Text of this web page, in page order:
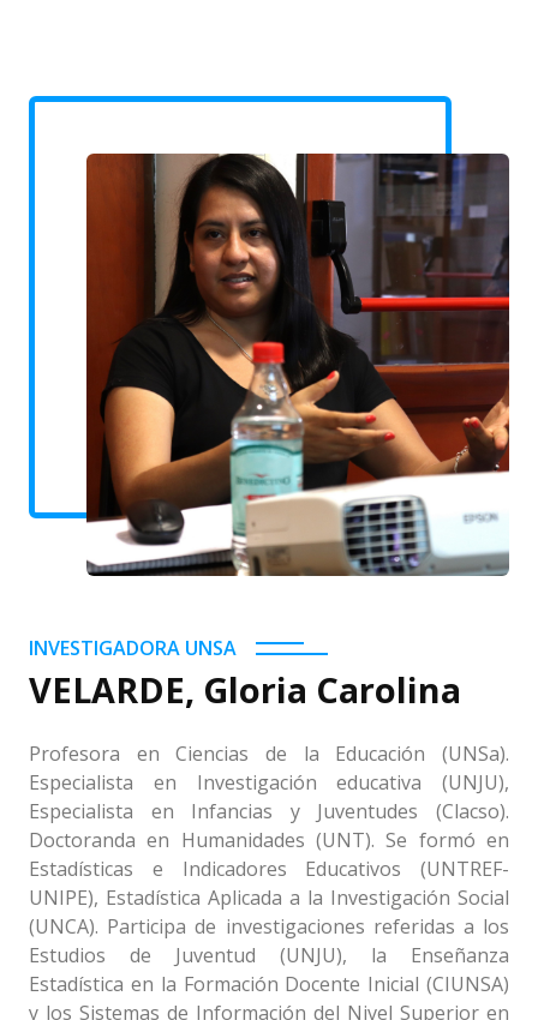
INVESTIGADORA UNSA
VELARDE, Gloria Carolina
Profesora en Ciencias de la Educación (UNSa).
Especialista en Investigación educativa (UNJU),
Especialista en Infancias y Juventudes (Clacso).
Doctoranda en Humanidades (UNT). Se formó en
Estadísticas e Indicadores Educativos (UNTREF-
UNIPE), Estadística Aplicada a la Investigación Social
(UNCA). Participa de investigaciones referidas a los
Estudios de Juventud (UNJU), la Enseñanza
Estadística en la Formación Docente Inicial (CIUNSA)
y los Sistemas de Información del Nivel Superior en